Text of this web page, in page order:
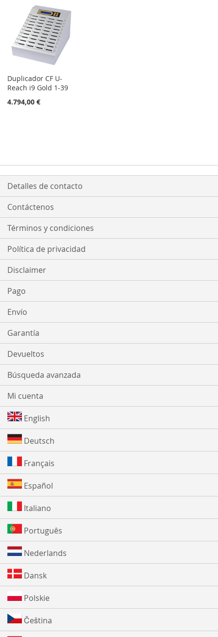
DESEOS
Duplicador CF U-
Reach i9 Gold 1-39
4.794,00 €
Detalles de contacto
Contáctenos
Términos y condiciones
Política de privacidad
Disclaimer
Pago
Envío
Garantía
Devueltos
Búsqueda avanzada
Mi cuenta
English
Deutsch
Français
Español
Italiano
Português
Nederlands
Dansk
Polskie
Čeština